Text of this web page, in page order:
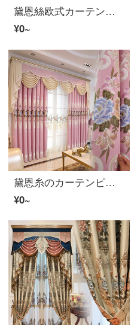
黛恩絲欧式カーテン寝室のリビングルームの高級なフランス式の軽い豪華なアメリカ式の別荘のカーテンの完成品の遮光布のオーダーメイドの灰色の青い紗の幅の1メートル（席0.7を使って、加工は無料です）
¥0~
黛恩糸のカーテンピンク欧風田園姫風結婚室のリビングルームのカーテンのオーダーメイドピンクの布一メートル（加工は無料で、カーテンとアクセサリーなどは別途計算します）
¥0~